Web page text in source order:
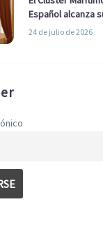
Español alcanza
Asamblea
24 de julio de 2026